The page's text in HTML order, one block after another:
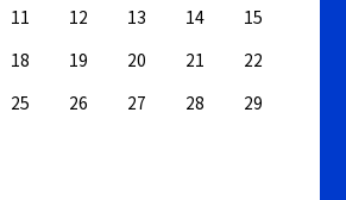
11 12 13 14
15
18 19 20 21
22
25 26 27 28
29